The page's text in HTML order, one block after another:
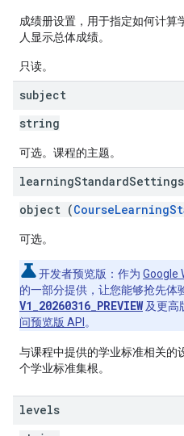
成绩册设置，用于指定如何计算
人显示总体成绩。
只读。
subject
string
可选。课程的主题。
learningStandardSettings
object (
可选。
开发者预览版 ：作为 Google
的一部分提供，让您能够抢先体
V1_20260316_PREVIEW及更高
问预览版 API 。
与课程中提供的学业标准相关的
个学业标准集根。
levels